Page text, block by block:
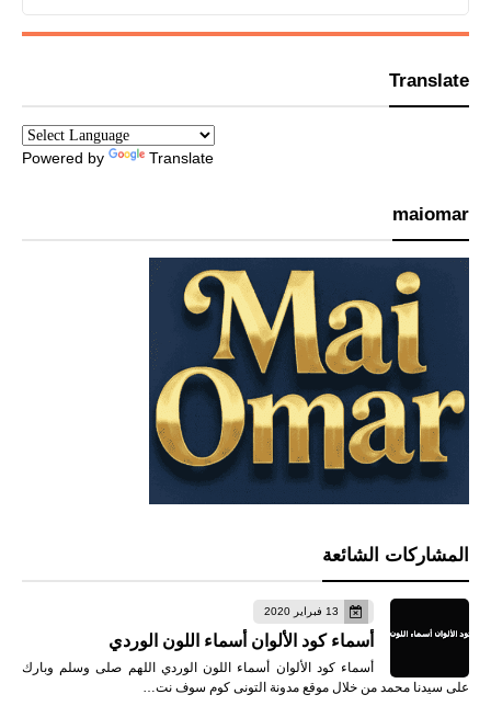
Translate
Powered by Translate
maiomar
المشاركات الشائعة
13 فبراير 2020
أسماء كود الألوان أسماء اللون الوردي
أسماء كود الألوان أسماء اللون الوردي اللهم صلى وسلم وبارك
على سيدنا محمد من خلال موقع مدونة التونى كوم سوف نت…